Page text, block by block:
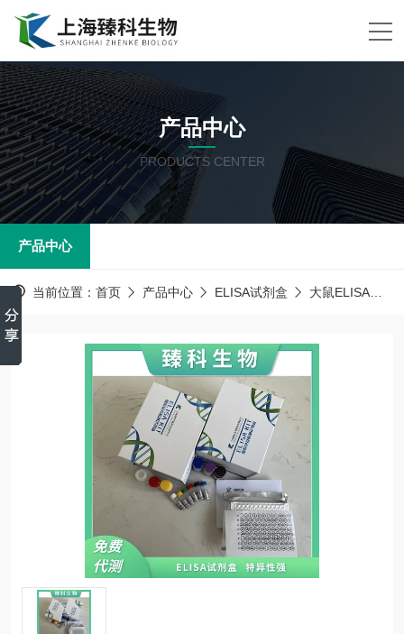
产品中心
PRODUCTS CENTER
产品中心
当前位置： 首页 产品中心 ELISA试剂盒 大鼠ELISA试剂盒